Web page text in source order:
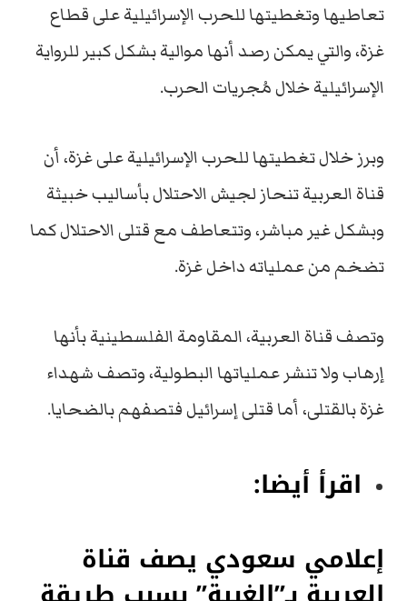
تعاطيها وتغطيتها للحرب الإسرائيلية على قطاع
غزة، والتي يمكن رصد أنها موالية بشكل كبير للرواية
الإسرائيلية خلال مُجريات الحرب.
وبرز خلال تغطيتها للحرب الإسرائيلية على غزة، أن
قناة العربية تنحاز لجيش الاحتلال بأساليب خبيثة
وبشكل غير مباشر، وتتعاطف مع قتلى الاحتلال كما
تضخم من عملياته داخل غزة.
وتصف قناة العربية، المقاومة الفلسطينية بأنها
إرهاب ولا تنشر عملياتها البطولية، وتصف شهداء
غزة بالقتلى، أما قتلى إسرائيل فتصفهم بالضحايا.
اقرأ أيضا:
إعلامي سعودي يصف قناة